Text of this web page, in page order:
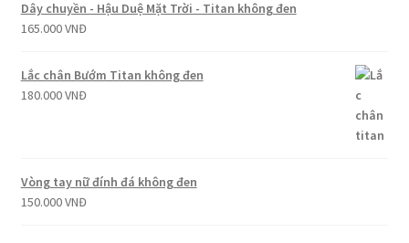
Dây chuyền - Hậu Duệ Mặt Trời - Titan không đen
165.000VNĐ
Lắc chân Bướm Titan không đen
180.000VNĐ
Vòng tay nữ đính đá không đen
150.000VNĐ